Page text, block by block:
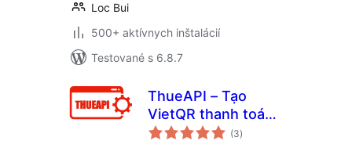
Loc Bui
500+ aktívnych inštalácií
Testované s 6.8.7
ThueAPI – Tạo
VietQR thanh toán
tự động
(3celkové
hodnotenie
)